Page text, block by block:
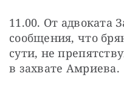
11.00. От адвоката
сообщения, что
сути, не
в захвате Амриева.